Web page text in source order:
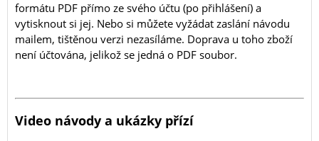
formátu PDF přímo ze svého účtu (po přihlášení) a
vytisknout si jej. Nebo si můžete vyžádat zaslání návodu
mailem, tištěnou verzi nezasíláme. Doprava u toho zboží
není účtována, jelikož se jedná o PDF soubor.
Video návody a ukázky přízí